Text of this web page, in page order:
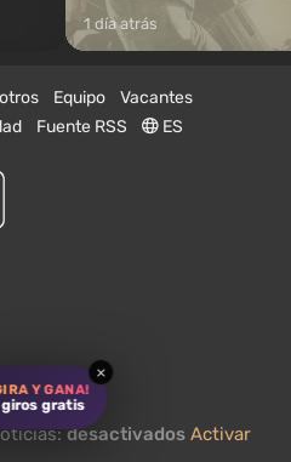
Y GANA!
giros gratis
×
1 día atrás
Equipo
Vacantes
Fuente RSS ES
desactivados Activar